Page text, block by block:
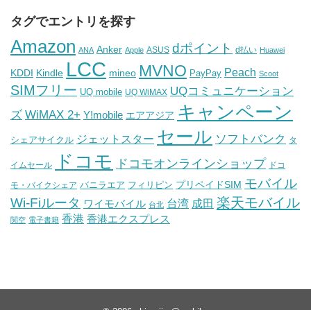
タグでエントリを探す
Amazon ANA Anker Apple ASUS dポイント d払い Huawei
KDDI Kindle LCC mineo MVNO PayPay Peach Scoot
SIMフリー UQ mobile UQ WiMAX UQコミュニケーション
ズ WiMAX 2+ Y!mobile エアアジア キャンペーン
シェアサイクル ジェットスター セール ソフトバンク タ
イムセール ドコモ ドコモオンラインショップ ドコ
モ・バイクシェア バニラエア フィリピン プリペイドSIM モバイル
Wi-Fiルータ ワイモバイル 台北 台湾 成田 楽天モバイル
関空 電子書籍 香港 香港エクスプレス